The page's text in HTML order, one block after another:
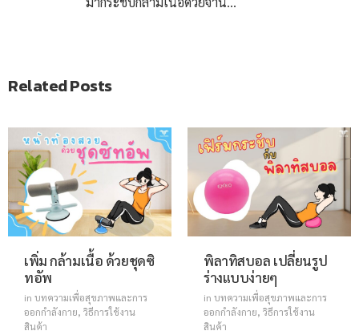
Related Posts
เพิ่ม กล้ามเนื้อ ด้วยชุดซิ
ทอัพ
in บทความเพื่อสุขภาพและการ
ออกกำลังกาย, วิธีการใช้งาน
สินค้า
พิลาทิสบอล เปลี่ยนรูป
ร่างแบบง่ายๆ
in บทความเพื่อสุขภาพและการ
ออกกำลังกาย, วิธีการใช้งาน
สินค้า